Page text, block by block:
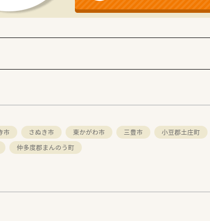
住宅手当が支給され、想定年収は最高で722万円を目指す
給実績があり、頑張りがしっかりと収入に反映されるや
市 さぬき市 東かがわ市 三豊市 小豆郡土庄町
仲多度郡まんのう町